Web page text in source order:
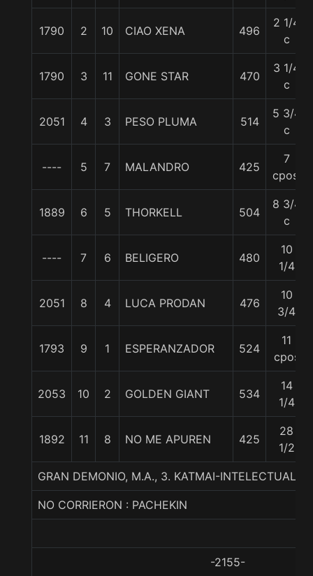
1790 2 10 CIAO XENA 496
2 1/4
c
1790 3 11 GONE STAR 470
3 1/4
c
2051 4 3 PESO PLUMA 514
5 3/4
c
---- 5 7 MALANDRO 425
7
cpos.
1889 6 5 THORKELL 504
8 3/4
c
---- 7 6 BELIGERO 480
10
1/4
2051 8 4 LUCA PRODAN 476
10
3/4
1793 9 1 ESPERANZADOR 524
11
cpos
2053 10 2 GOLDEN GIANT 534
14
1/4
1892 11 8 NO ME APUREN 425
28
1/2
GRAN DEMONIO, M.A., 3. KATMAI-INTELECTUAL
NO CORRIERON : PACHEKIN
-2155-